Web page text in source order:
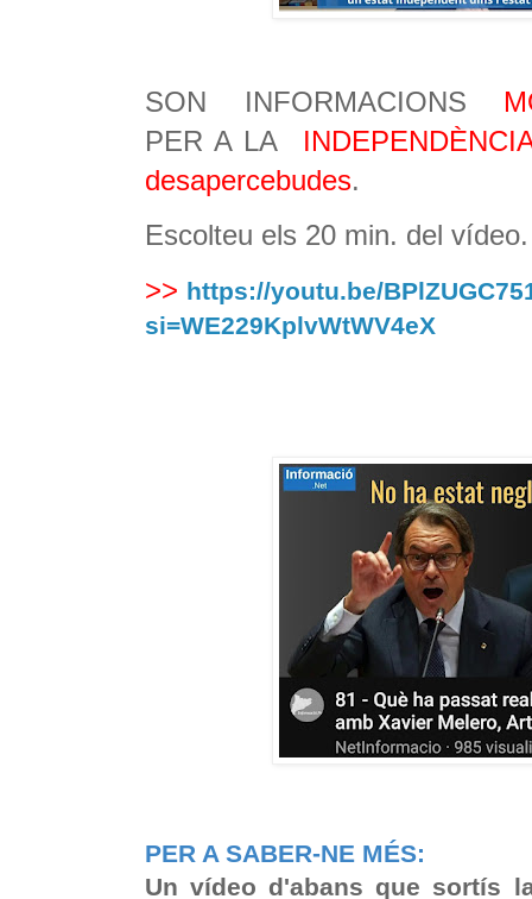
SON INFORMACIONS
PER A LA
desapercebudes.
Escolteu els 20 min. del vídeo.
>> https://youtu.be/
si=WE229KplvWtWV4eX
PER A SABER-NE MÉS:
Un vídeo d'abans que sortís